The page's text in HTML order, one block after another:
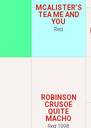
MCALISTER’S
TEA ME AND
YOU
Red
ROBINSON
CRUSOE
QUITE
MACHO
Red 1998